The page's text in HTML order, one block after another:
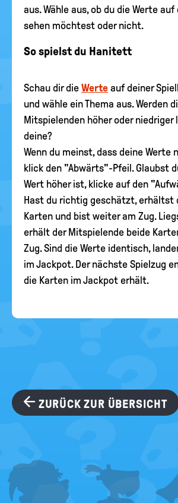
aus. Wähle aus, ob du die Werte
sehen möchtest oder nicht.
So spielst du Hanitett
Schau dir die Werte auf deiner
und wähle ein Thema aus. Werden
Mitspielenden höher oder niedriger
deine?
Wenn du meinst, dass deine Werte
klick den "Abwärts"-Pfeil. Glaubst
Wert höher ist, klicke auf den
Hast du richtig geschätzt, erhältst
Karten und bist weiter am Zug.
erhält der Mitspielende beide
Zug. Sind die Werte identisch,
im Jackpot. Der nächste Spielzug
die Karten im Jackpot erhält.
ZURÜCK ZUR ÜBERSICHT
FOOTER
MENU